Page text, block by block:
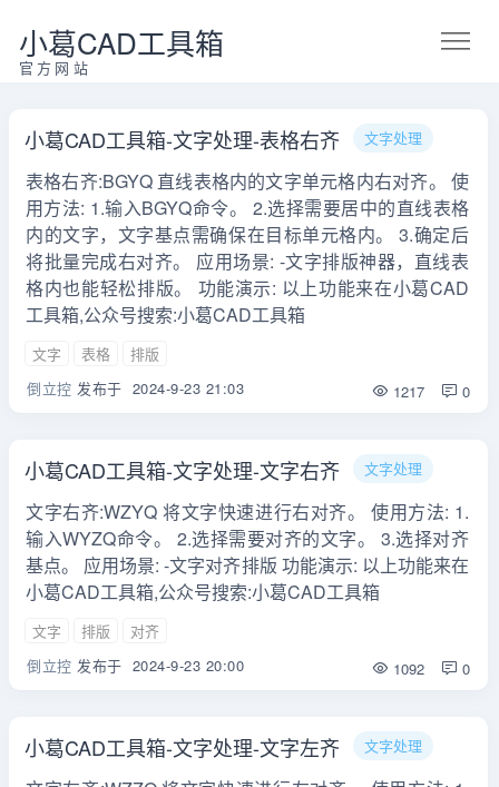
小葛CAD工具箱
官方网站
小葛CAD工具箱-文字处理-表格右齐 文字处理
表格右齐:BGYQ 直线表格内的文字单元格内右对齐。 使
用方法: 1.输入BGYQ命令。 2.选择需要居中的直线表格
内的文字，文字基点需确保在目标单元格内。 3.确定后
将批量完成右对齐。 应用场景: -文字排版神器，直线表
格内也能轻松排版。 功能演示: 以上功能来在小葛CAD
工具箱,公众号搜索:小葛CAD工具箱
文字 表格
排版
倒立控 发布于 2024-9-23 21:03 1217 0
小葛CAD工具箱-文字处理-文字右齐 文字处理
文字右齐:WZYQ 将文字快速进行右对齐。 使用方法: 1.
输入WYZQ命令。 2.选择需要对齐的文字。 3.选择对齐
基点。 应用场景: -文字对齐排版 功能演示: 以上功能来在
小葛CAD工具箱,公众号搜索:小葛CAD工具箱
文字 排版
对齐
倒立控 发布于 2024-9-23 20:00 1092 0
小葛CAD工具箱-文字处理-文字左齐 文字处理